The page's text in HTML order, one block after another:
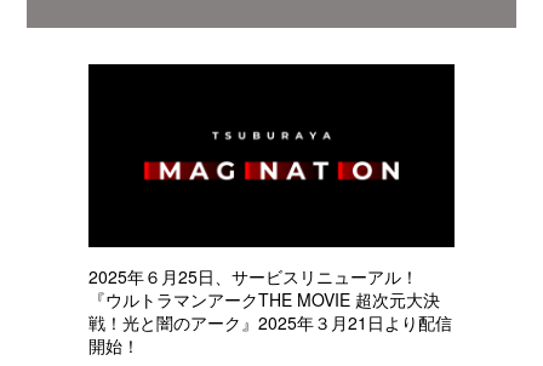
2025年６月25日、サービスリニューアル！
『ウルトラマンアークTHE MOVIE 超次元大決
戦！光と闇のアーク』2025年３月21日より配信
開始！